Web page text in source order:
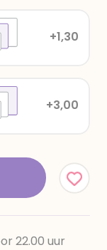
+3,00
+1,30
22.00 uur